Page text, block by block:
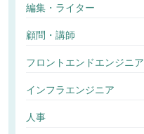
編集・ライター
顧問・講師
フロントエンドエンジニア
インフラエンジニア
人事